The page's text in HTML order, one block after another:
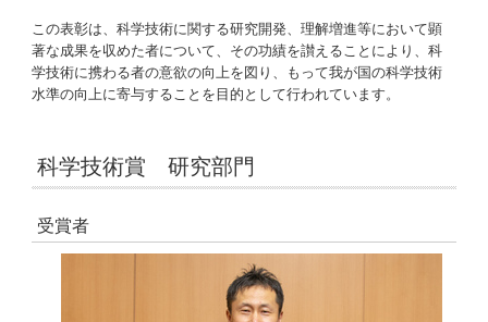
この表彰は、科学技術に関する研究開発、理解増進等において顕
著な成果を収めた者について、その功績を讃えることにより、科
学技術に携わる者の意欲の向上を図り、もって我が国の科学技術
水準の向上に寄与することを目的として行われています。
科学技術賞 研究部門
受賞者